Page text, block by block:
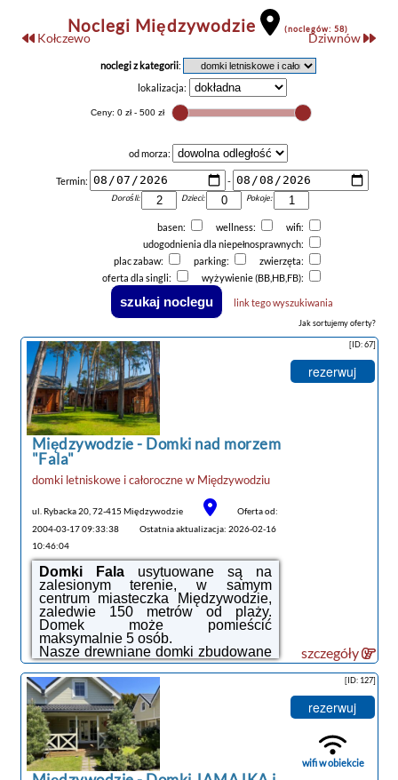
Noclegi Międzywodzie (noclegów: 58)
Kołczewo Dziwnów
noclegi z kategorii:
lokalizacja:
od morza:
Termin: -
Dorośli: Dzieci: Pokoje:
basen: wellness:
wifi:
udogodnienia dla niepełnosprawnych:
plac zabaw:
parking:
zwierzęta:
oferta dla singli:
wyżywienie (BB,HB,FB):
link tego wyszukiwania
Jak sortujemy oferty?
noclegi Międzywodzie
tanie noclegi
Międzywodzie - Domki nad morzem
"Fala"
domki letniskowe i całorocznew Międzywodziu
ul. Rybacka 20, 72-415 Międzywodzie
Oferta od:
2004-03-17 09:33:38
Ostatnia aktualizacja: 2026-02-16
10:46:04
Domki Falausytuowane są na
zalesionym terenie, w samym
centrum miasteczka Międzywodzie,
zaledwie 150 metrów od plaży.
Domek może pomieścić
maksymalnie 5 osób.
Nasze drewniane domki zbudowane
są z wysokiej jakości bala
sosnowego, co gwarantuje nie tylko
estetyczny wygląd, ale również
naturalne otoczenie. Wnętrza
domków są przemyślane i
komfortowe.
Na parterze znajduje się przytulne
łóżko podwójne o wymiarach 140 x
200, łazienka oraz funkcjonalny
[ID: 67]
rezerwuj
szczegóły
[ID: 127]
rezerwuj
wifi w obiekcie